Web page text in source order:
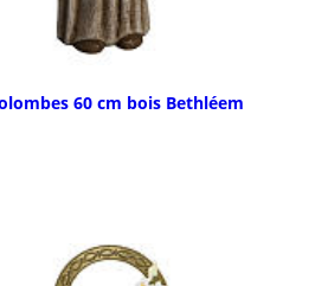
60 cm bois Bethléem